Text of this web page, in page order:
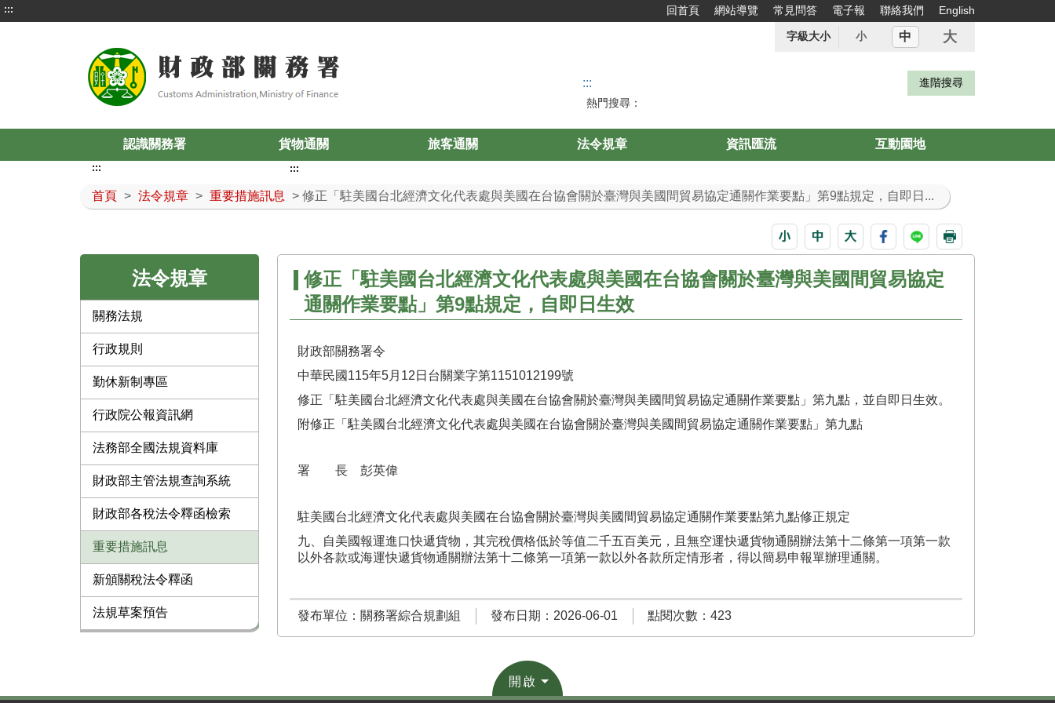
::: 回首頁 網站導覽 常見問答 電子報 聯絡我們 English
字級大小 小 中 大
:::
熱門搜尋：
認識關務署 貨物通關 旅客通關 法令規章 資訊匯流 互動園地
首頁 > 法令規章 > 重要措施訊息 > 修正「駐美國台北經濟文化代表處與美國在台協會關於臺灣與美國間貿易協定通關作業要點」第9點規定，自即日...
:::
法令規章
關務法規
行政規則
勤休新制專區
行政院公報資訊網
法務部全國法規資料庫
財政部主管法規查詢系統
財政部各稅法令釋函檢索
重要措施訊息
新頒關稅法令釋函
法規草案預告
:::
修正「駐美國台北經濟文化代表處與美國在台協會關於臺灣與美國間貿易協定
通關作業要點」第9點規定，自即日生效
財政部關務署令
中華民國115年5月12日台關業字第1151012199號
修正「駐美國台北經濟文化代表處與美國在台協會關於臺灣與美國間貿易協定通關作業要點」第九點，並自即日生效。
附修正「駐美國台北經濟文化代表處與美國在台協會關於臺灣與美國間貿易協定通關作業要點」第九點
署 長 彭英偉
駐美國台北經濟文化代表處與美國在台協會關於臺灣與美國間貿易協定通關作業要點第九點修正規定
九、自美國報運進口快遞貨物，其完稅價格低於等值二千五百美元，且無空運快遞貨物通關辦法第十二條第一項第一款
以外各款或海運快遞貨物通關辦法第十二條第一項第一款以外各款所定情形者，得以簡易申報單辦理通關。
發布單位：關務署綜合規劃組 發布日期：2026-06-01 點閱次數：423
開啟